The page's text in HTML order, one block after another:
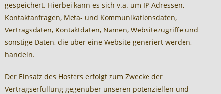
gespeichert. Hierbei kann es sich v.a. um IP-Adressen,
Kontaktanfragen, Meta- und Kommunikationsdaten,
Vertragsdaten, Kontaktdaten, Namen, Websitezugriffe und
sonstige Daten, die über eine Website generiert werden,
handeln.
Der Einsatz des Hosters erfolgt zum Zwecke der
Vertragserfüllung gegenüber unseren potenziellen und